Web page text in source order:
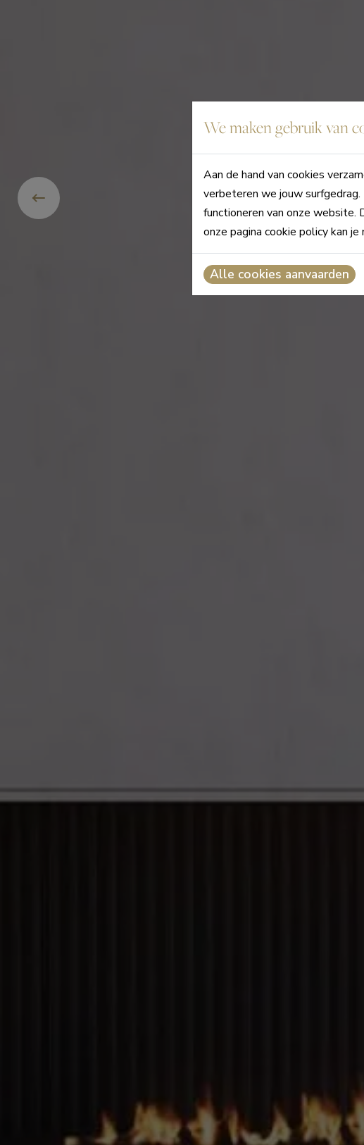
We maken gebruik van
Aan de hand van cookies
verbeteren we jouw
functioneren van onze website.
onze pagina cookie policy kan
Alle cookies aanvaarden